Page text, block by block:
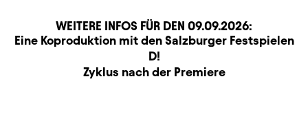
WEITERE INFOS FÜR DEN 09.09.2026:
BeschreibungInformation
Produktionspartner
Eine Koproduktion mit den Salzburger Festspielen
D!
ZusatzinformationZyklus nach der Premiere